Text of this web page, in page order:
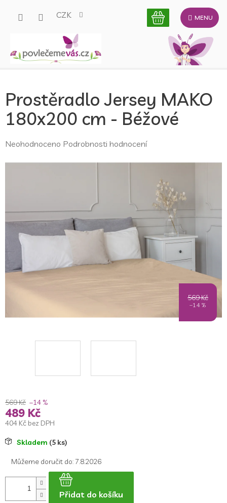
CZK
Prostěradlo Jersey MAKO
180x200 cm - Béžové
Průměrné
produktu
5
hvězdiček.
Neohodnoceno Podrobnosti hodnocení
569 Kč
–14 %
569 Kč –14 %
489 Kč
404 Kč bez DPH
MěrnáSkladem (5 ks)
Můžeme doručit do: 7.8.2026
Přidat do košíku